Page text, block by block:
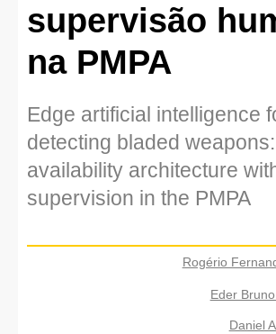
supervisão
na PMPA
Edge artificial intelligence
detecting bladed
availability architecture
supervision in the PMPA
Rogério
Eder
Daniel